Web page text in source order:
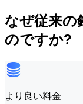
なぜ従来の
のですか?
より良い料金